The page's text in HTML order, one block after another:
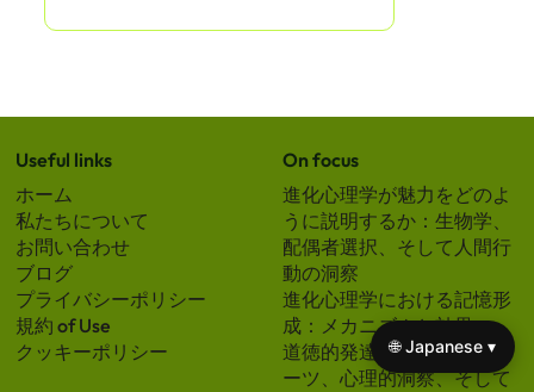
Useful links
ホーム
私たちについて
お問い合わせ
ブログ
プライバシーポリシー
規約 of Use
クッキーポリシー
On focus
進化心理学が魅力をどのよ
うに説明するか：生物学、
配偶者選択、そして人間行
動の洞察
進化心理学における記憶形
成：メカニズムと効果
道徳的発達段階：進化的ル
ーツ、心理的洞察、そして
🌐 Japanese ▾